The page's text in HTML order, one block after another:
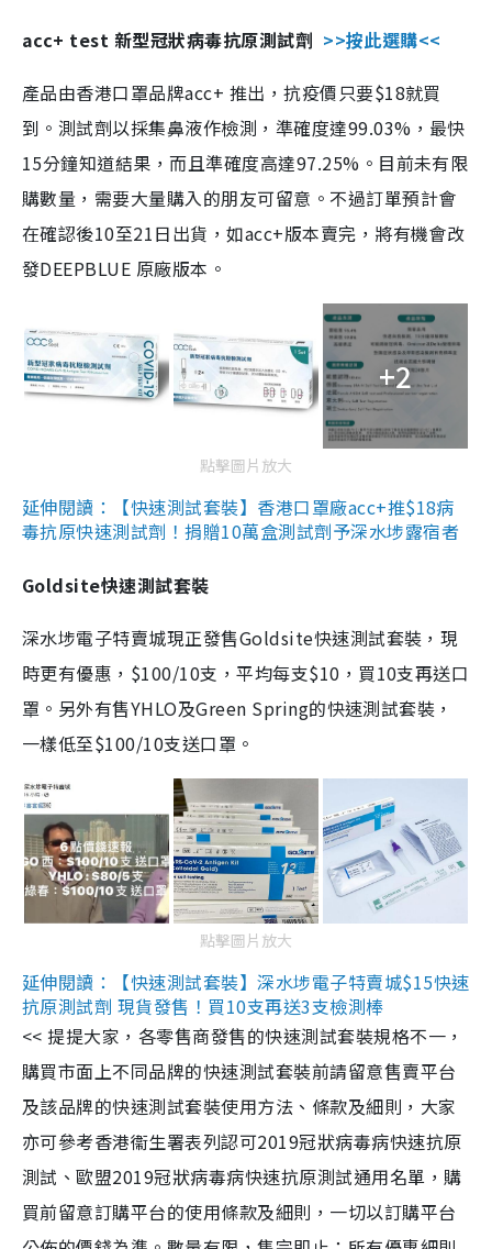
acc+ test 新型冠狀病毒抗原測試劑 >>按此選購<<
產品由香港口罩品牌acc+ 推出，抗疫價只要$18就買
到。測試劑以採集鼻液作檢測，準確度達99.03%，最快
15分鐘知道結果，而且準確度高達97.25%。目前未有限
購數量，需要大量購入的朋友可留意。不過訂單預計會
在確認後10至21日出貨，如acc+版本賣完，將有機會改
發DEEPBLUE 原廠版本。
+2
點擊圖片放大
延伸閱讀：【快速測試套裝】香港口罩廠acc+推$18病
毒抗原快速測試劑！捐贈10萬盒測試劑予深水埗露宿者
Goldsite快速測試套裝
深水埗電子特賣城現正發售Goldsite快速測試套裝，現
時更有優惠，$100/10支，平均每支$10，買10支再送口
罩。另外有售YHLO及Green Spring的快速測試套裝，
一樣低至$100/10支送口罩。
點擊圖片放大
延伸閱讀：【快速測試套裝】深水埗電子特賣城$15快速
抗原測試劑 現貨發售！買10支再送3支檢測棒
<< 提提大家，各零售商發售的快速測試套裝規格不一，
購買市面上不同品牌的快速測試套裝前請留意售賣平台
及該品牌的快速測試套裝使用方法、條款及細則，大家
亦可參考香港衞生署表列認可2019冠狀病毒病快速抗原
測試、歐盟2019冠狀病毒病快速抗原測試通用名單，購
買前留意訂購平台的使用條款及細則，一切以訂購平台